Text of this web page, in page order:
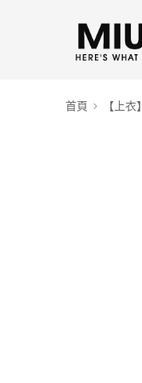
首頁 【上衣】